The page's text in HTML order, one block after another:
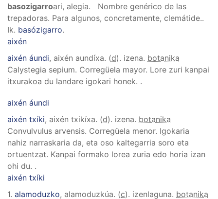
basozigarroari, alegia. Nombre genérico de las
trepadoras. Para algunos, concretamente, clemátide..
Ik. basózigarro.
aixén
aixén áundi, aixén aundíxa. (d). izena. botanika
Calystegia sepium. Corregüela mayor. Lore zuri kanpai
itxurakoa du landare igokari honek. .
aixén áundi
aixén txíki, aixén txikíxa. (d). izena. botanika
Convulvulus arvensis. Corregüela menor. Igokaria
nahiz narraskaria da, eta oso kaltegarria soro eta
ortuentzat. Kanpai formako lorea zuria edo horia izan
ohi du. .
aixén txíki
1. alamoduzko, alamoduzkúa. (c). izenlaguna. botanika